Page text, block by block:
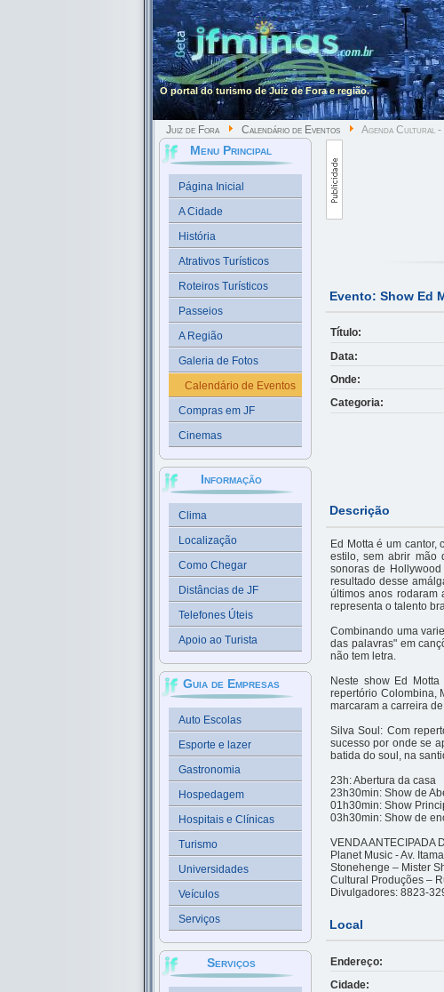
O portal do turismo de Juiz de Fora e região.
Juiz de Fora Calendário de Eventos Agenda Cultural
Menu Principal
Página Inicial
A Cidade
História
Atrativos Turísticos
Roteiros Turísticos
Passeios
A Região
Galeria de Fotos
Calendário de Eventos
Compras em JF
Cinemas
Informação
Clima
Localização
Como Chegar
Distâncias de JF
Telefones Úteis
Apoio ao Turista
Guia de Empresas
Auto Escolas
Esporte e lazer
Gastronomia
Hospedagem
Hospitais e Clínicas
Turismo
Universidades
Veículos
Serviços
Serviços
Evento: Show Ed
Título:
Data:
Onde:
Categoria:
Descrição
Ed Motta é um cantor,
estilo, sem abrir mão
sonoras de
resultado desse
últimos anos rodaram
representa o talento
Combinando uma
das palavras" em
não tem letra.
Neste show Ed
repertório Colombina,
marcaram a carreira
Silva Soul: Com
sucesso por onde se
batida do soul, na
23h: Abertura da casa
23h30min: Show de
01h30min: Show
03h30min: Show de
VENDA ANTECIPADA
Planet Music - Av.
Stonehenge – Mister
Cultural Produções –
Divulgadores: 8823-
Local
Endereço:
Cidade: